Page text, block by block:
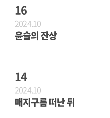
16
2024.10
윤슬의 잔상
14
2024.10
매지구름 떠난 뒤